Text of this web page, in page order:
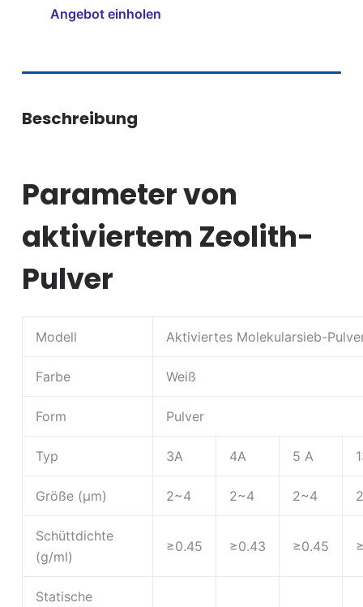
Angebot einholen
Beschreibung
Parameter von
aktiviertem Zeolith-
Pulver
Modell Aktiviertes Molekularsieb-
Farbe Weiß
Form Pulver
Typ 3A 4A 5 A
Größe (μm) 2~4 2~4 2~4
Schüttdichte
(g/ml)
≥0.45 ≥0.43 ≥0.45
Statische